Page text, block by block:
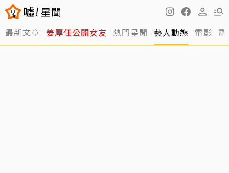
最新文章 姜厚任公開女友 熱門星聞 藝人動態 電影